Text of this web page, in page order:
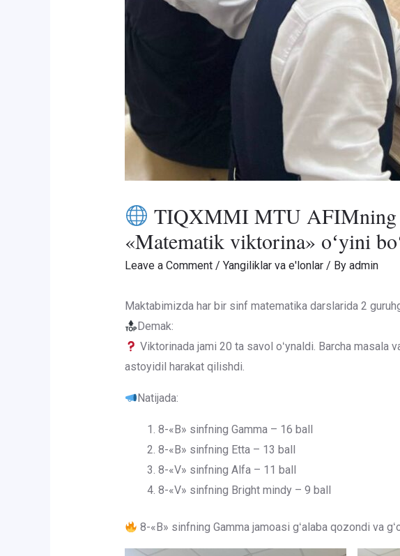
TIQXMMI MTU AFIMning
«Matematik viktorina» oʻyini
Leave a Comment / Yangiliklar va e'lonlar/ By admin
Maktabimizda har bir sinf matematika darslarida 2
Demak:
Viktorinada jami 20 ta savol oʻynaldi. Barcha masala
astoyidil harakat qilishdi.
Natijada:
8-«B» sinfning Gamma – 16 ball
8-«B» sinfning Etta – 13 ball
8-«V» sinfning Alfa – 11 ball
8-«V» sinfning Bright mindy – 9 ball
8-«B» sinfning Gamma jamoasi gʻalaba qozondi va